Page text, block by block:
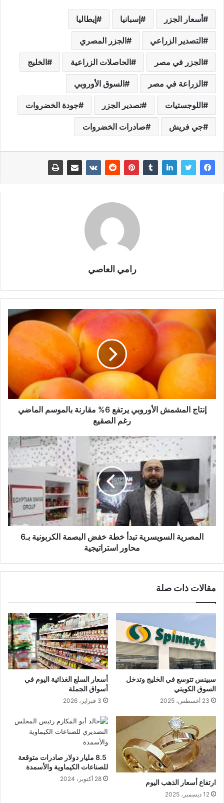
أسعار الجزر إسبانيا إيطاليا
التصدير الزراعي الجزر المصري
الجزر في مصر الحاصلات الزراعية الخليج
الزراعة في مصر السوق الأوروبي
اللوجستيات تصدير الجزر جودة الخضروات
جي فريش صادرات الخضروات
رامي العاصي
إنتاج المشمش الأوروبي يرتفع 6% مقارنة بالموسم الماضي
رغم الصقيع
المصرية السويسرية تبدأ خطة خفض البصمة الكربونية بـ6
محاور استراتيجية
مقالات ذات صلة
سبينس تتوسع في الخليج وتدخل
السوق الكويتي
23 أغسطس، 2025
أسعار السلع الغذائية اليوم في
أسواق الجملة
3 فبراير، 2026
ارتفاع أسعار الذهب اليوم
12 ديسمبر، 2025
8.5 مليار دولار صادرات متوقعة
للصناعات الكيماوية والأسمدة
28 أكتوبر، 2024